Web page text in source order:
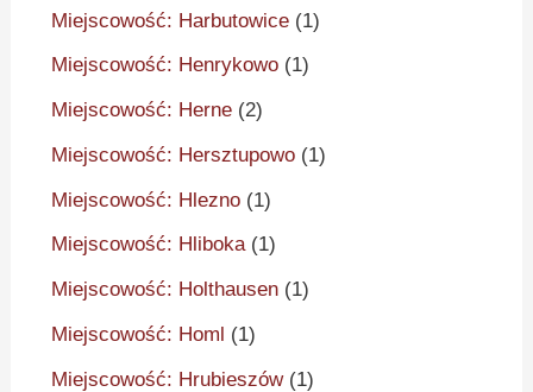
Miejscowość: Harbutowice (1)
Miejscowość: Henrykowo (1)
Miejscowość: Herne (2)
Miejscowość: Hersztupowo (1)
Miejscowość: Hlezno (1)
Miejscowość: Hliboka(1)
Miejscowość: Holthausen (1)
Miejscowość: Homl (1)
Miejscowość: Hrubieszów(1)